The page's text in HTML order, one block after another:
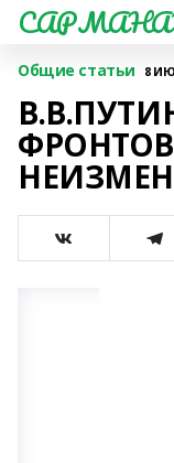
Общие статьи 8